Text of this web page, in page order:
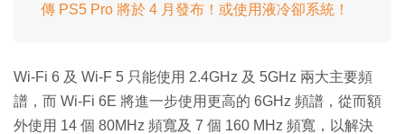
傳 PS5 Pro 將於 4 月發布！或使用液冷卻系統！
Wi-Fi 6 及 Wi-F 5 只能使用 2.4GHz 及 5GHz 兩大主要頻
譜，而 Wi-Fi 6E 將進一步使用更高的 6GHz 頻譜，從而額
外使用 14 個 80MHz 頻寬及 7 個 160 MHz 頻寬，以解決